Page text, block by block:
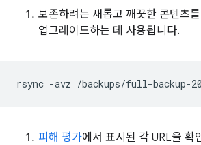
보존하려는 새롭고 깨끗한 콘텐츠
업그레이드하는 데 사용됩니다.
rsync -avz /backups/full-backup-
피해 평가에서 표시된 각 URL을 확